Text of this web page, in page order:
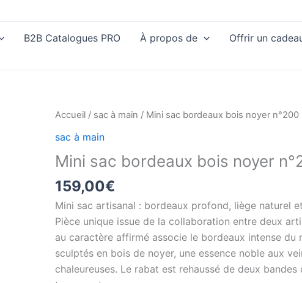
B2B Catalogues PRO À propos de Offrir un
Accueil/ sac à main / Mini sac bordeaux bois noyer n°200
sac à main
Mini sac bordeaux bois noyer
159,00€
Mini sac artisanal : bordeaux profond, liège naturel
Pièce unique issue de la collaboration entre deux
au caractère affirmé associe le bordeaux intense du
sculptés en bois de noyer, une essence noble aux
chaleureuses. Le rabat est rehaussé de deux